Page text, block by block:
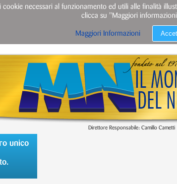
Direttore Responsabile: Camillo Cametti
unico
necessari al funzionamento ed utili alle finalità
clicca su "Maggiori
Maggiori Informazioni